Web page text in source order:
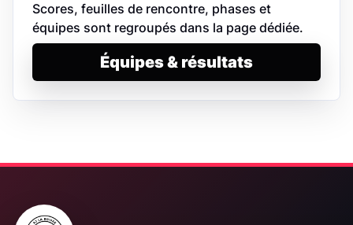
Scores, feuilles de rencontre, phases et
équipes sont regroupés dans la page dédiée.
Équipes & résultats